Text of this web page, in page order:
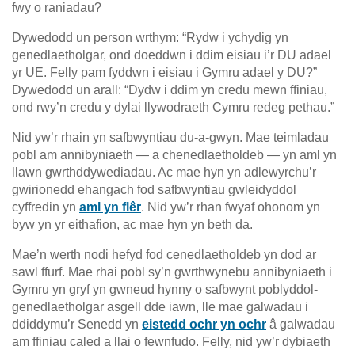
fwy o raniadau?
Dywedodd un person wrthym: “Rydw i ychydig yn
genedlaetholgar, ond doeddwn i ddim eisiau i’r DU adael
yr UE. Felly pam fyddwn i eisiau i Gymru adael y DU?”
Dywedodd un arall: “Dydw i ddim yn credu mewn ffiniau,
ond rwy’n credu y dylai llywodraeth Cymru redeg pethau.”
Nid yw’r rhain yn safbwyntiau du-a-gwyn. Mae teimladau
pobl am annibyniaeth — a chenedlaetholdeb — yn aml yn
llawn gwrthddywediadau. Ac mae hyn yn adlewyrchu’r
gwirionedd ehangach fod safbwyntiau gwleidyddol
cyffredin yn aml yn flêr. Nid yw’r rhan fwyaf ohonom yn
byw yn yr eithafion, ac mae hyn yn beth da.
Mae’n werth nodi hefyd fod cenedlaetholdeb yn dod ar
sawl ffurf. Mae rhai pobl sy’n gwrthwynebu annibyniaeth i
Gymru yn gryf yn gwneud hynny o safbwynt poblyddol-
genedlaetholgar asgell dde iawn, lle mae galwadau i
ddiddymu’r Senedd yn eistedd ochr yn ochr â galwadau
am ffiniau caled a llai o fewnfudo. Felly, nid yw’r dybiaeth